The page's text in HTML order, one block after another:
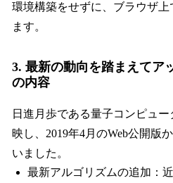
環境構築をせずに、ブラウザ
ます。
3. 最新の動向を踏まえてア
の内容
日進月歩である量子コンピュ
映し、2019年4月のWeb公開版
いました。
最新アルゴリズムの追加：